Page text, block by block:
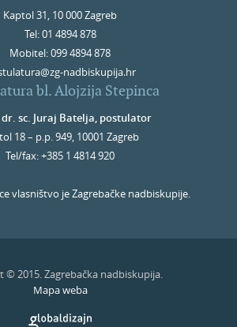
Kaptol 31, 10 000 Zagreb
Tel: 01 4894 878
Mobitel: 099 4894 878
nadbiskupija.hr
bl. Alojzija Stepinca
dr. sc. Juraj Batelja, postulator
18 – p.p. 949, 10001 Zagreb
Tel/fax: +385 1 4814 920
vlasništvo je Zagrebačke nadbiskupije.
© 2015. Zagrebačka nadbiskupija.
Mapa weba